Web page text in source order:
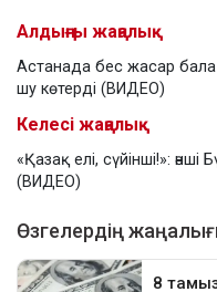
Алдыңғы жаңалық
Астанада бес жасар бала
шу көтерді (ВИДЕО)
Келесі жаңалық
«Қазақ елі, сүйінші!»:
(ВИДЕО)